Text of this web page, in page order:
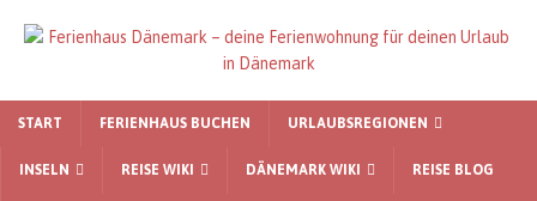
START FERIENHAUS BUCHEN URLAUBSREGIONEN
INSELN REISE WIKI DÄNEMARK WIKI REISE BLOG